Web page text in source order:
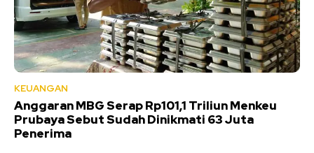
KEUANGAN
Anggaran MBG Serap Rp101,1 Triliun Menkeu
Prubaya Sebut Sudah Dinikmati 63 Juta
Penerima